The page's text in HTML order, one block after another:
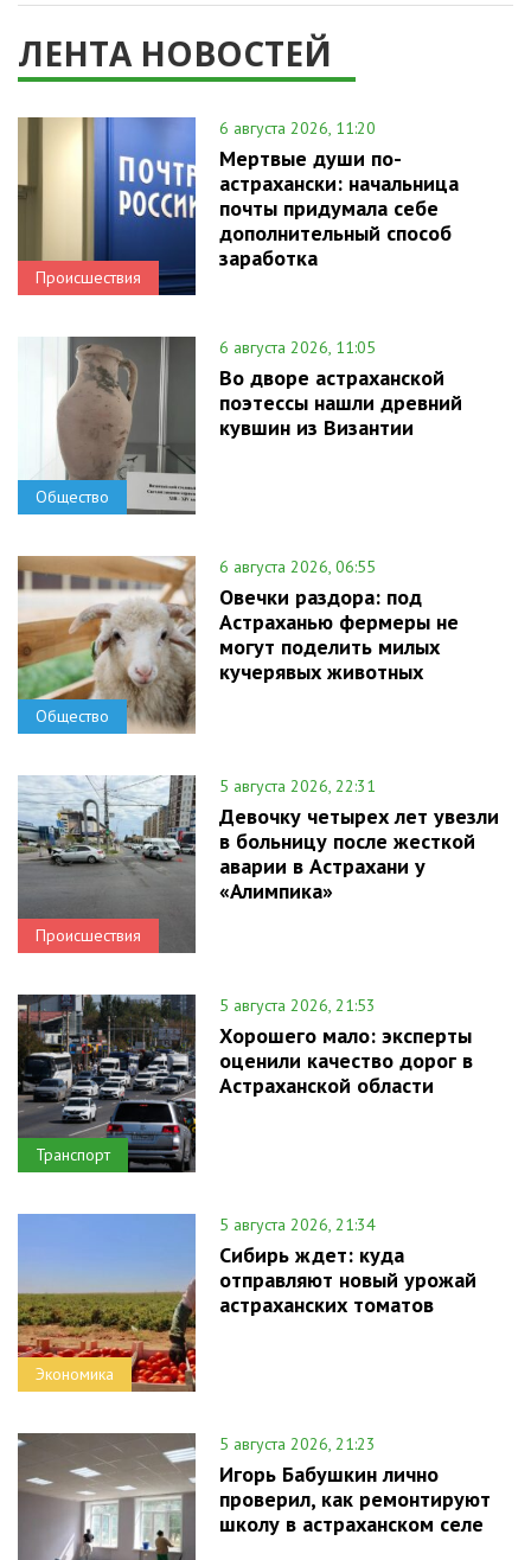
ЛЕНТА НОВОСТЕЙ
Происшествия
6 августа 2026, 11:20
Мертвые души по-
астрахански: начальница
почты придумала себе
дополнительный способ
заработка
Общество
6 августа 2026, 11:05
Во дворе астраханской
поэтессы нашли древний
кувшин из Византии
Общество
6 августа 2026, 06:55
Овечки раздора: под
Астраханью фермеры не
могут поделить милых
кучерявых животных
Происшествия
5 августа 2026, 22:31
Девочку четырех лет увезли
в больницу после жесткой
аварии в Астрахани у
«Алимпика»
Транспорт
5 августа 2026, 21:53
Хорошего мало: эксперты
оценили качество дорог в
Астраханской области
Экономика
5 августа 2026, 21:34
Сибирь ждет: куда
отправляют новый урожай
астраханских томатов
5 августа 2026, 21:23
Игорь Бабушкин лично
проверил, как ремонтируют
школу в астраханском селе